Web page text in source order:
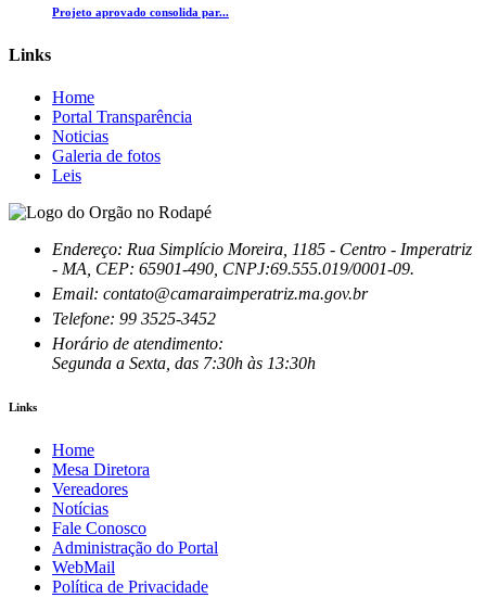
Projeto aprovado consolida par...
Links
Home
Portal Transparência
Noticias
Galeria de fotos
Leis
Endereço: Rua Simplício Moreira, 1185 - Centro - Imperatriz
- MA, CEP: 65901-490, CNPJ:69.555.019/0001-09.
Email: contato@camaraimperatriz.ma.gov.br
Telefone: 99 3525-3452
Horário de atendimento:
Segunda a Sexta, das 7:30h às 13:30h
Links
Home
Mesa Diretora
Vereadores
Notícias
Fale Conosco
Administração do Portal
WebMail
Política de Privacidade